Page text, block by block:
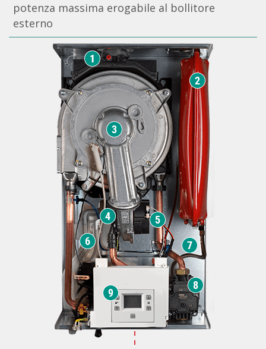
potenza massima erogabile al bollitore
esterno